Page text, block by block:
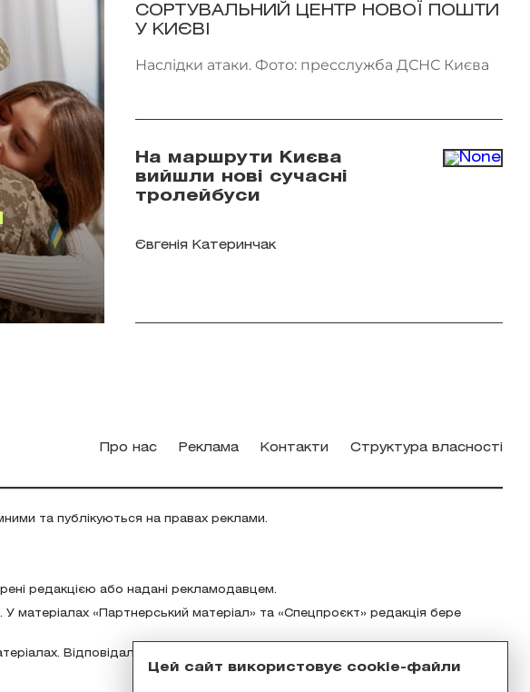
СОРТУВАЛЬНИЙ ЦЕНТР НОВОЇ ПОШТИ
У КИЄВІ
Наслідки атаки. Фото: пресслужба ДСНС Києва
На маршрути Києва
вийшли нові сучасні
тролейбуси
Євгенія Катеринчак
Цей сайт використовує cookie-файли
Про нас Реклама Контакти Структура власності
та публікуються на правах реклами.
редакцією або надані рекламодавцем.
матеріалах «Партнерський матеріал» та «Спецпроєкт» редакція бере
Відповідальність за зміст реклами відповідно до українського